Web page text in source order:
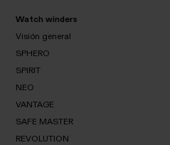
PRIVATE
MUSEUM
Watch winders
Visión general
SPHERO
SPHERO
SPIRIT
SPIRIT
NEO
NEO
VANTAGE
VANTAGE
SAFE MASTER
REVOLUTION